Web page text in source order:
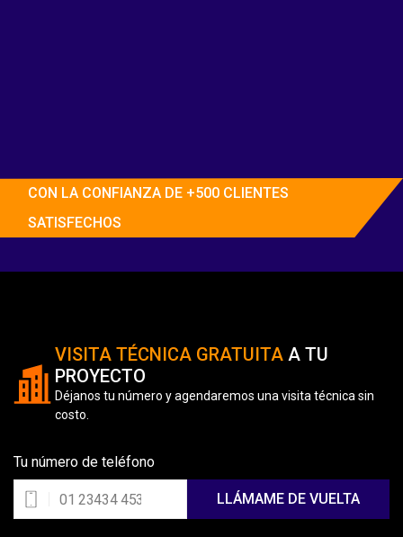
CON LA CONFIANZA DE +500 CLIENTES
SATISFECHOS
VISITA TÉCNICA GRATUITA A TU
PROYECTO
Déjanos tu número y agendaremos una visita técnica sin
costo.
Tu número de teléfono
LLÁMAME DE VUELTA